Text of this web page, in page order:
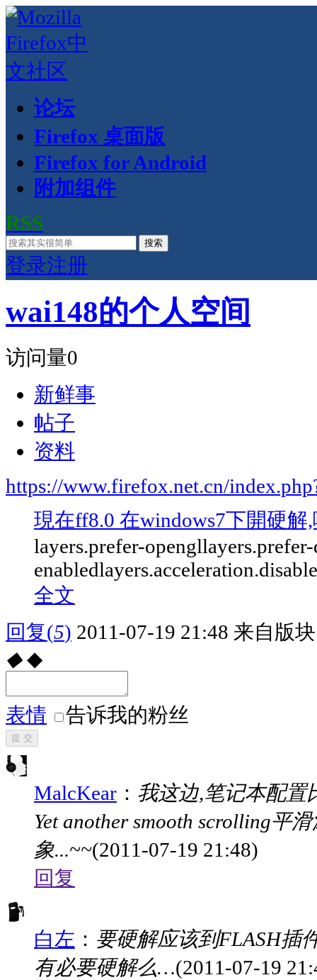
论坛
Firefox 桌面版
Firefox for Android
附加组件
RSS
搜索
登录注册
wai148的个人空间
访问量0
新鲜事
帖子
资料
https://www.firefox.net.cn/
現在ff8.0 在windows7下開硬解,
layers.prefer-
全文
回复(5) 2011-07-19 21:48 来自版
◆ ◆
表情 告诉我的粉丝
提 交
MalcKear ： 我这边,笔记本配置
Yet another smooth scrolling平
象...~~(2011-07-19 21:48)
回复
白左 ： 要硬解应该到FLASH插
有必要硬解么…(2011-07-19